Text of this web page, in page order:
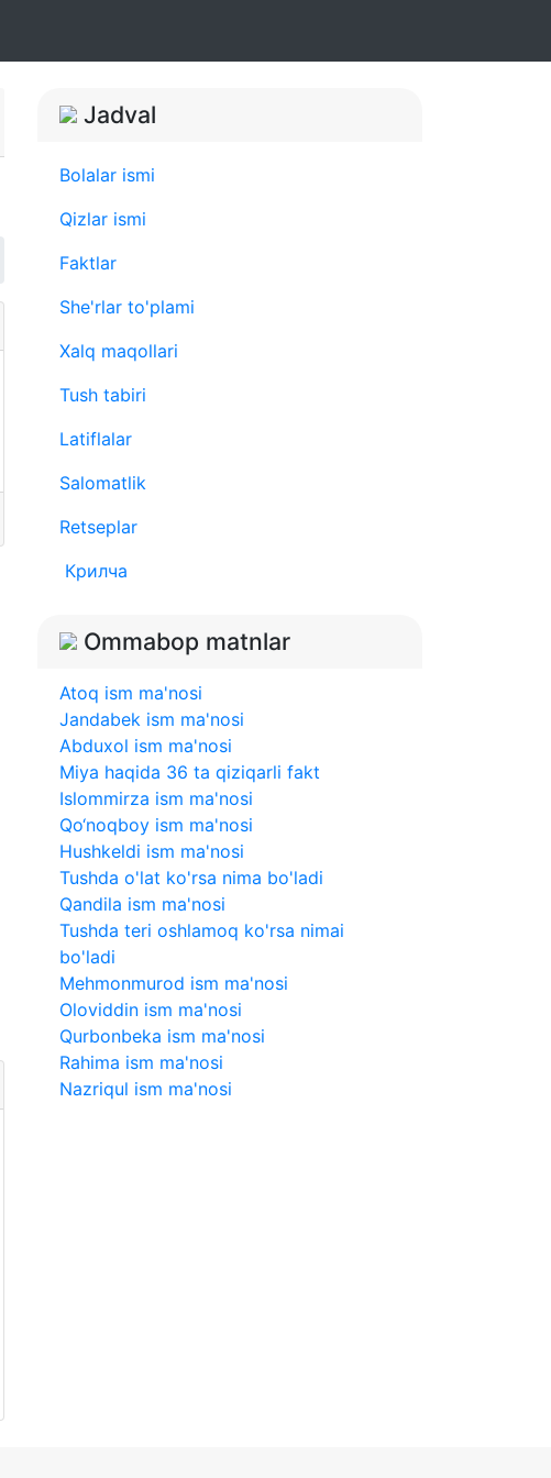
Jadval
Bolalar ismi
Qizlar ismi
Faktlar
She'rlar to'plami
Xalq maqollari
Tush tabiri
Latiflalar
Salomatlik
Retseplar
Крилча
Ommabop matnlar
Atoq ism ma'nosi
Jandabek ism ma'nosi
Abduxol ism ma'nosi
Miya haqida 36 ta qiziqarli fakt
Islommirza ism ma'nosi
Qo‘noqboy ism ma'nosi
Hushkeldi ism ma'nosi
Tushda o'lat ko'rsa nima bo'ladi
Qandila ism ma'nosi
Tushda teri oshlamoq ko'rsa nimai
bo'ladi
Mehmonmurod ism ma'nosi
Oloviddin ism ma'nosi
Qurbonbeka ism ma'nosi
Rahima ism ma'nosi
Nazriqul ism ma'nosi